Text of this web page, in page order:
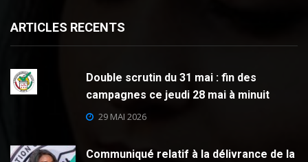
ARTICLES RECENTS
Double scrutin du 31 mai : fin des
campagnes ce jeudi 28 mai à minuit
29 MAI 2026
Communiqué relatif à la délivrance de la